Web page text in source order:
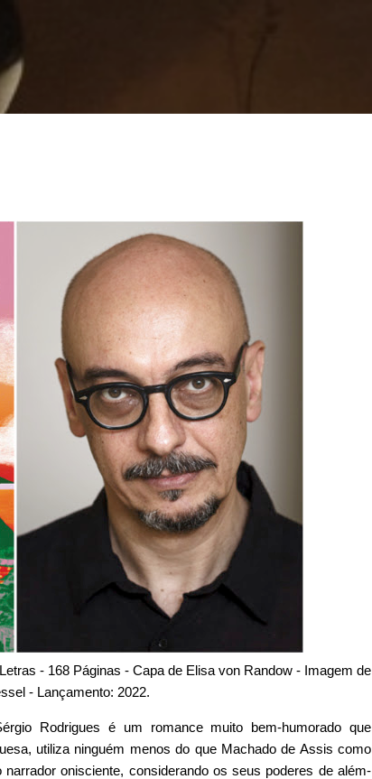
- 168 Páginas - Capa de Elisa von Randow - Imagem de
- Lançamento: 2022.
Rodrigues é um romance muito bem-humorado que
utiliza ninguém menos do que Machado de Assis como
onisciente, considerando os seus poderes de além-